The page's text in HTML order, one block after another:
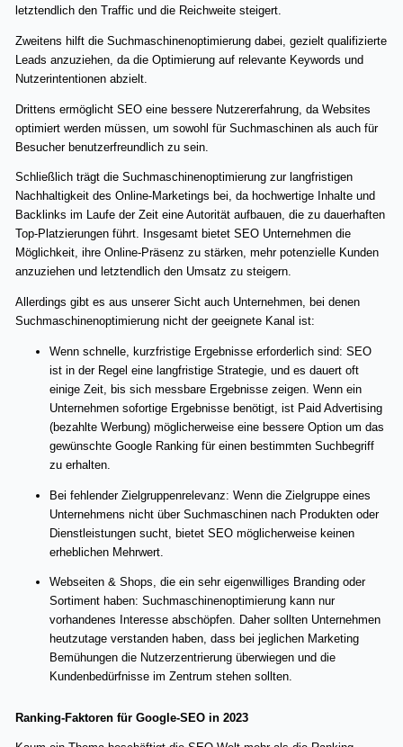
letztendlich den Traffic und die Reichweite steigert.
Zweitens hilft die Suchmaschinenoptimierung dabei, gezielt qualifizierte
Leads anzuziehen, da die Optimierung auf relevante Keywords und
Nutzerintentionen abzielt.
Drittens ermöglicht SEO eine bessere Nutzererfahrung, da Websites
optimiert werden müssen, um sowohl für Suchmaschinen als auch für
Besucher benutzerfreundlich zu sein.
Schließlich trägt die Suchmaschinenoptimierung zur langfristigen
Nachhaltigkeit des Online-Marketings bei, da hochwertige Inhalte und
Backlinks im Laufe der Zeit eine Autorität aufbauen, die zu dauerhaften
Top-Platzierungen führt. Insgesamt bietet SEO Unternehmen die
Möglichkeit, ihre Online-Präsenz zu stärken, mehr potenzielle Kunden
anzuziehen und letztendlich den Umsatz zu steigern.
Allerdings gibt es aus unserer Sicht auch Unternehmen, bei denen
Suchmaschinenoptimierung nicht der geeignete Kanal ist:
Wenn schnelle, kurzfristige Ergebnisse erforderlich sind: SEO
ist in der Regel eine langfristige Strategie, und es dauert oft
einige Zeit, bis sich messbare Ergebnisse zeigen. Wenn ein
Unternehmen sofortige Ergebnisse benötigt, ist Paid Advertising
(bezahlte Werbung) möglicherweise eine bessere Option um das
gewünschte Google Ranking für einen bestimmten Suchbegriff
zu erhalten.
Bei fehlender Zielgruppenrelevanz: Wenn die Zielgruppe eines
Unternehmens nicht über Suchmaschinen nach Produkten oder
Dienstleistungen sucht, bietet SEO möglicherweise keinen
erheblichen Mehrwert.
Webseiten & Shops, die ein sehr eigenwilliges Branding oder
Sortiment haben: Suchmaschinenoptimierung kann nur
vorhandenes Interesse abschöpfen. Daher sollten Unternehmen
heutzutage verstanden haben, dass bei jeglichen Marketing
Bemühungen die Nutzerzentrierung überwiegen und die
Kundenbedürfnisse im Zentrum stehen sollten.
Ranking-Faktoren für Google-SEO in 2023